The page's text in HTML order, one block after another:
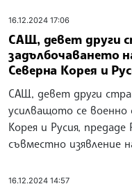
16.12.2024 17:06
САЩ, девет други
задълбочаването
Северна Корея и
САЩ, девет други
усилващото се
Корея и Русия,
съвместно изявление
16.12.2024 14:57